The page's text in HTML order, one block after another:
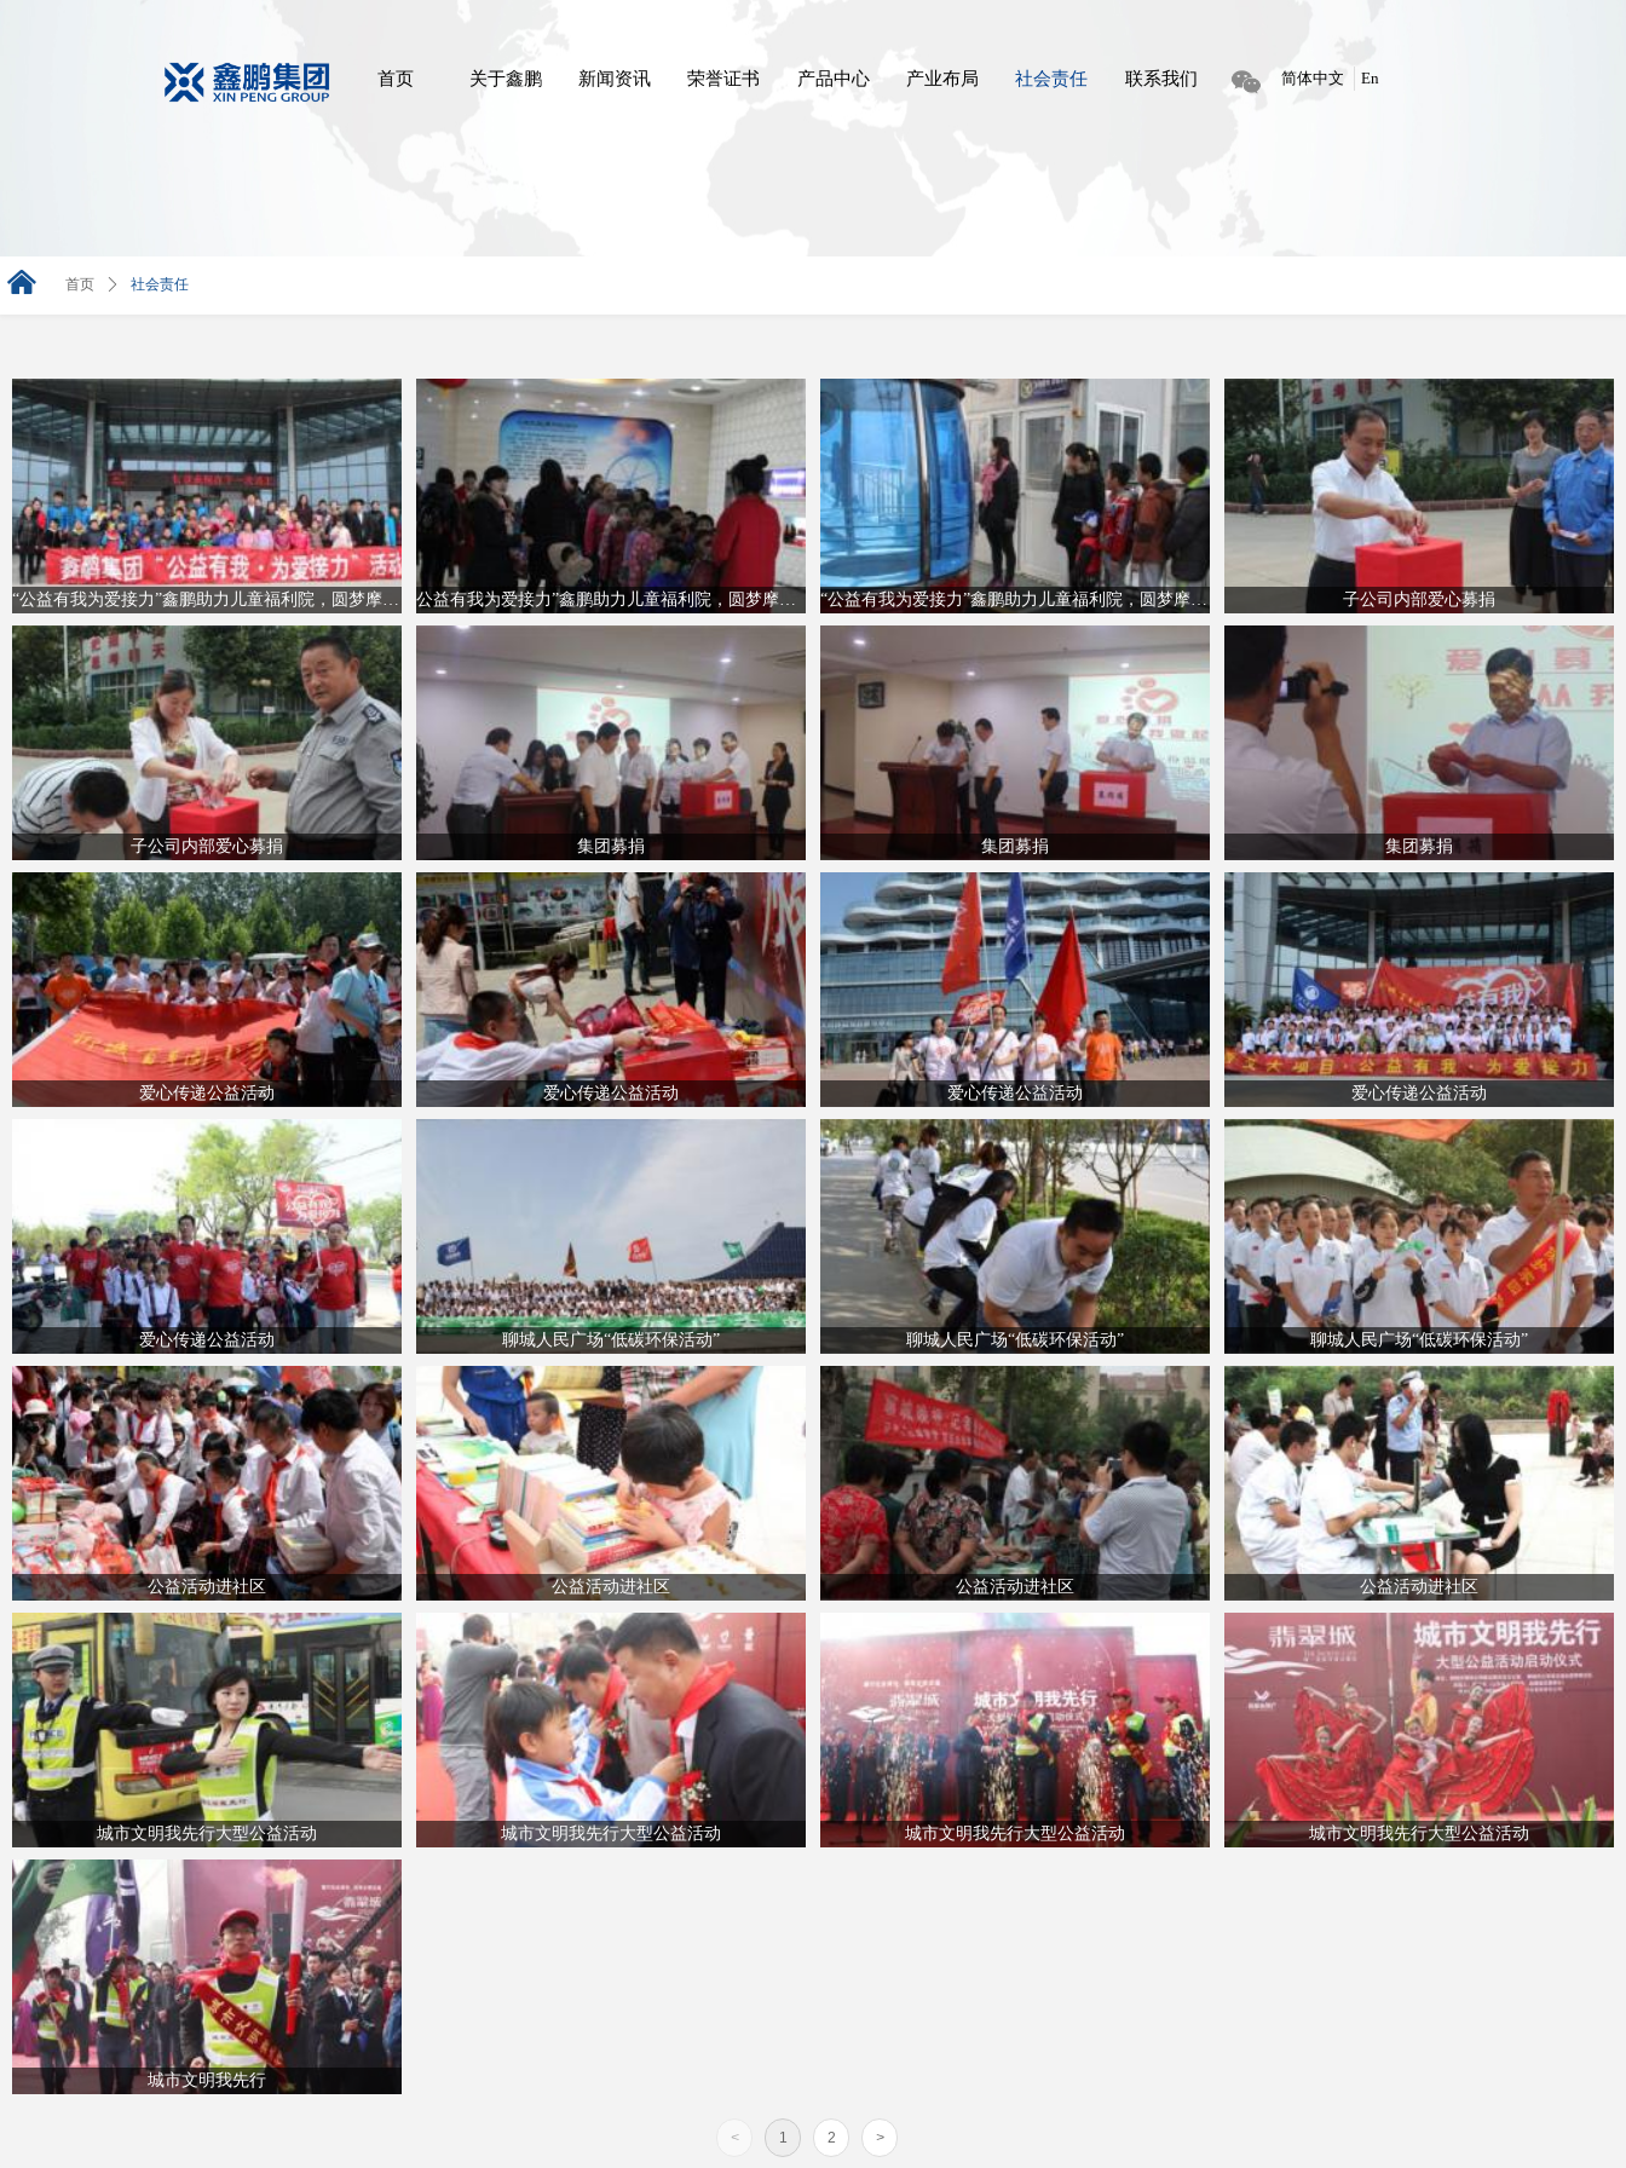
首页 关于鑫鹏 新闻资讯 荣誉证书 产品中心 产业布局 社会责任 联系我们 简体中文 En
낀 首页 ꄲ 社会责任
“公益有我为爱接力”鑫鹏助力儿童福利院，圆梦摩天轮 公益有我为爱接力”鑫鹏助力儿童福利院，圆梦摩天轮 “公益有我为爱接力”鑫鹏助力儿童福利院，圆梦摩天轮 子公司内部爱心募捐
子公司内部爱心募捐 集团募捐 集团募捐 集团募捐
爱心传递公益活动 爱心传递公益活动 爱心传递公益活动 爱心传递公益活动
爱心传递公益活动 聊城人民广场“低碳环保活动” 聊城人民广场“低碳环保活动” 聊城人民广场“低碳环保活动”
公益活动进社区 公益活动进社区 公益活动进社区 公益活动进社区
城市文明我先行大型公益活动 城市文明我先行大型公益活动 城市文明我先行大型公益活动 城市文明我先行大型公益活动
城市文明我先行
< 1 2 >